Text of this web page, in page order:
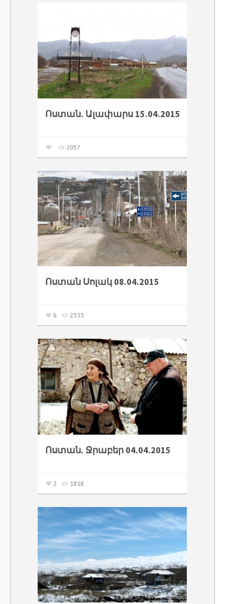
Ոստան. Ալափարս 15.04.2015
2057
Ոստան Սոլակ 08.04.2015
6 2333
Ոստան. Ջրաբեր 04.04.2015
2 1818